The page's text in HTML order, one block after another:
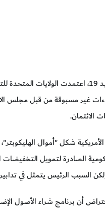
غير مسبوقة من قبل مجلس
الائتمان.
الصادرة لتمويل التخفيضات